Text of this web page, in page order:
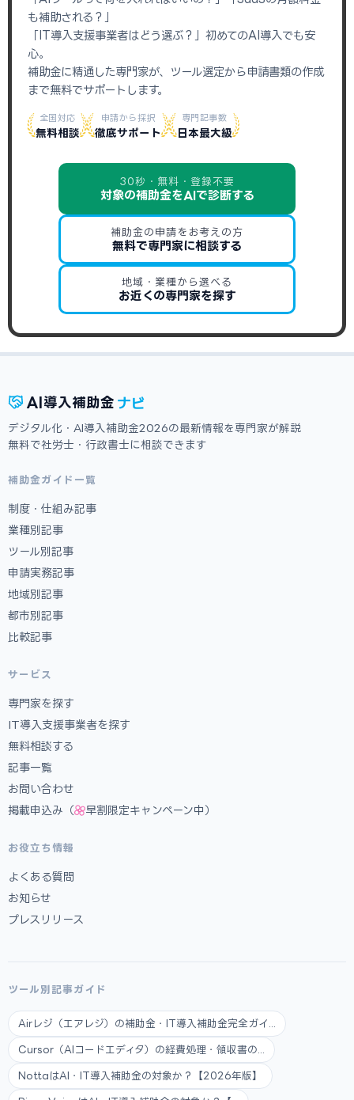
も補助される？」
「IT導入支援事業者はどう選ぶ？」初めてのAI導入でも安
心。
補助金に精通した専門家が、ツール選定から申請書類の作成
まで無料でサポートします。
全国対応
無料相談
申請から採択
徹底サポート
専門記事数
日本最大級
30秒・無料・登録不要
対象の補助金をAIで診断する
補助金の申請をお考えの方
無料で専門家に相談する
地域・業種から選べる
お近くの専門家を探す
AI 導入補助金 ナビ
デジタル化・AI導入補助金2026の最新情報を専門家が解説
無料で社労士・行政書士に相談できます
補助金ガイド一覧
制度・仕組み記事
業種別記事
ツール別記事
申請実務記事
地域別記事
都市別記事
比較記事
サービス
専門家を探す
IT導入支援事業者を探す
無料相談する
記事一覧
お問い合わせ
掲載申込み（
早割限定キャンペーン中）
お役立ち情報
よくある質問
お知らせ
プレスリリース
ツール別記事ガイド
Airレジ（エアレジ）の補助金・IT導入補助金完全ガイ...
Cursor（AIコードエディタ）の経費処理・領収書の...
NottaはAI・IT導入補助金の対象か？【2026年版】